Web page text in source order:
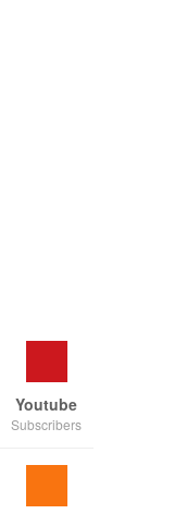
Youtube
Subscribers